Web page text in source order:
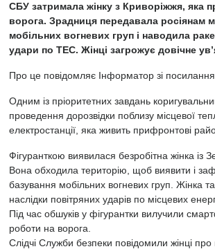
СБУ затримала жінку з Криворіжжя, яка
ворога. Зрадниця передавала росіянам
мобільних вогневих груп і наводила
удари по ТЕС. Жінці загрожує довічне
Про це повідомляє Інформатор зі
Одним із пріоритетних завдань
проведення дорозвідки поблизу місцевої
електростанції, яка живить прифронтові
Фігуранткою виявилася безробітна жінка із
Вона обходила територію, щоб виявити і
базування мобільних вогневих груп. Жінка
наслідки повітряних ударів по місцевих
Під час обшуків у фігурантки вилучили
роботи на ворога.
Слідчі Служби безпеки повідомили жінці про